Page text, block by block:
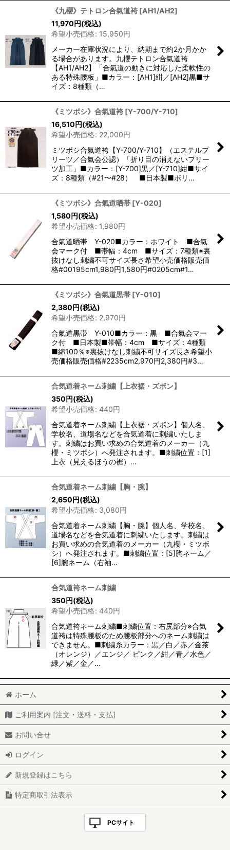
《九櫻》テトロン合氣道袴 [AH1/AH2]
11,970円(税込)
希望小売価格: 15,950円
メーカー在庫状況により、納期まで約2か月かか
る場合があります。九櫻テトロン合氣道袴
【AH1/AH2】「合氣道の動きに対応した柔軟性の
ある特殊腰板」■カラー：[AH1]紺／[AH2]黒■サ
イズ：8種類（…
《ミツボシ》合氣道袴 [Y-700/Y-710]
16,510円(税込)
希望小売価格: 22,000円
ミツボシ合氣道袴【Y-700/Y-710】（エステルプ
リーツ／合氣会公認）「折り目の消えないプリー
ツ加工」■カラー：[Y-700]黒／[Y-710]紺■サイ
ズ：8種類（#21〜#28） ■日本製■ポリ…
《ミツボシ》合氣道晒帯 [Y-020]
1,580円(税込)
希望小売価格: 1,980円
合氣道晒帯 Y-020■カラー：ホワイト ■合氣
会マーク付 ■帯幅：4cm ■サイズ：7種類※裏
抜けなし刺繍不可サイズ長さ希望小売価格販売価
格#00195cm1,980円1,580円#0205cm#1…
《ミツボシ》合氣道黒帯 [Y-010]
2,380円(税込)
希望小売価格: 2,970円
合氣道黒帯 Y-010■カラー：黒 ■合氣会マー
ク付 ■日本製■帯幅：4cm ■サイズ：4種類
■綿100％※裏抜けなし刺繍不可サイズ長さ希望小
売価格販売価格#2235cm2,970円2,380円#3…
合気道着ネーム刺繍【上衣裾・ズボン】
350円(税込)
希望小売価格: 440円
合気道着ネーム刺繍【上衣裾・ズボン】個人名、
学校名、道場名などを合気道着に刺繍いたしま
す。刺繍はお買い求めの合気道着のメーカー（九
櫻・ミツボシ）へ発注されます。■刺繍位置：[1]
上衣（見えるほうの裾）…
合気道着ネーム刺繍【胸・腕】
2,650円(税込)
希望小売価格: 3,080円
合気道着ネーム刺繍【胸・腕】個人名、学校名、
道場名などを合気道着に刺繍いたします。刺繍は
お買い求めの合気道着のメーカー（九櫻・ミツボ
シ）へ発注されます。■刺繍位置：[5]胸ネーム／
[6]腕ネーム（右袖…
合気道袴ネーム刺繍
350円(税込)
希望小売価格: 440円
合気道袴ネーム刺繍■刺繍位置：右尻部分※合気
道袴は特殊腰板のため腰板部分へのネーム刺繍は
できません。■刺繍糸カラー：黒／白／赤／金茶
（オレンジ）／エンジ／ ピンク／紺／青／水色／
緑／紫／金／…
ホーム
ご利用案内 [注文・送料・支払]
お問い合せ
ログイン
新規登録はこちら
特定商取引法表示
PCサイト